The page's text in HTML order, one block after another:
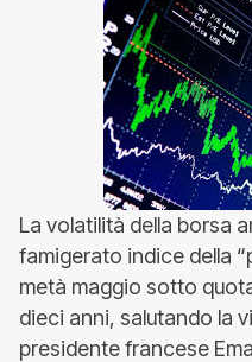
La volatilità della borsa
famigerato indice della
metà maggio sotto
dieci anni, salutando la
presidente francese